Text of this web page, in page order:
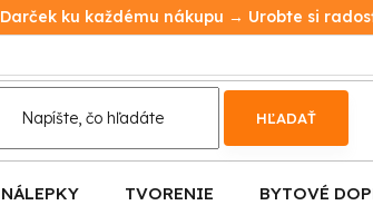
Darček ku každému nákupu → Urobte si
HĽADAŤ
NÁLEPKY TVORENIE BYTOVÉ